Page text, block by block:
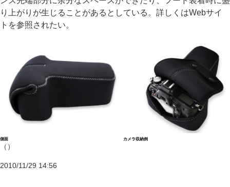
り上がりが生じることがあるとしている。詳しくはWebサイ
トを参照されたい。
側面 カメラ収納例
（）
2010/11/29 14:56